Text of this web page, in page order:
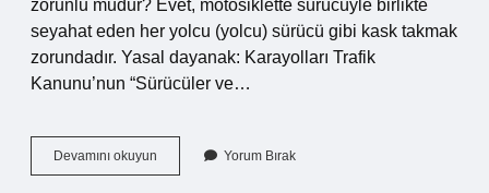
zorunlu mudur? Evet, motosiklette sürücüyle birlikte
seyahat eden her yolcu (yolcu) sürücü gibi kask takmak
zorundadır. Yasal dayanak: Karayolları Trafik
Kanunu’nun “Sürücüler ve…
Devamını okuyun
Alan
Yorum Bırak